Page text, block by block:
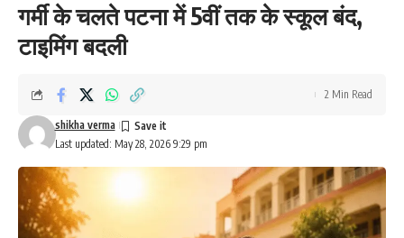
गर्मी के चलते पटना में 5वीं तक के स्कूल बंद,
टाइमिंग बदली
Last updated: May 28, 2026 9:29 pm
shikha verma
2 Min Read